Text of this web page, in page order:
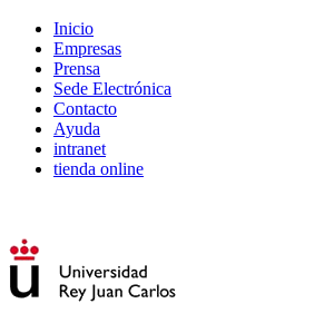
Inicio
Empresas
Prensa
Sede Electrónica
Contacto
Ayuda
intranet
tienda online